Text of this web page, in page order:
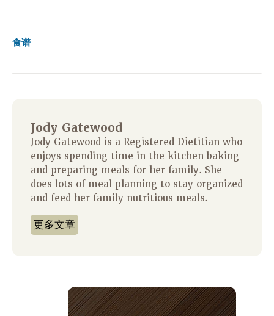
食谱
Jody Gatewood
Jody Gatewood is a Registered Dietitian who
enjoys spending time in the kitchen baking
and preparing meals for her family. She
does lots of meal planning to stay organized
and feed her family nutritious meals.
更多文章